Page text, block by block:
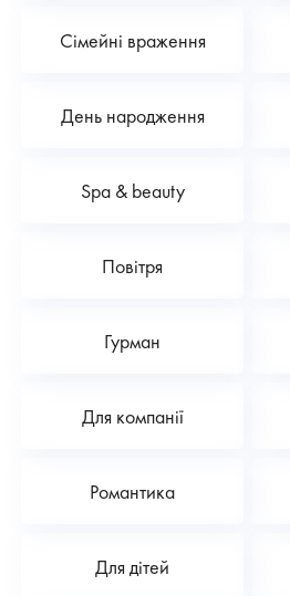
Сімейні враження
День народження
Spa & beauty
Повітря
Гурман
Для компанії
Романтика
Для дітей